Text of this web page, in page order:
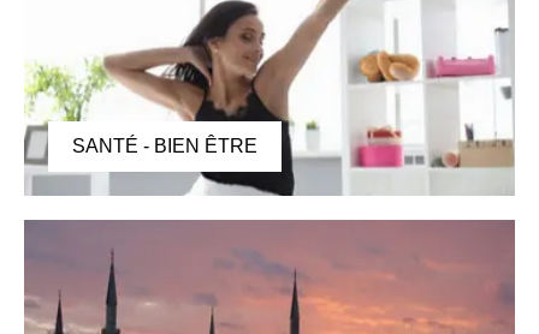
SANTÉ - BIEN ÊTRE